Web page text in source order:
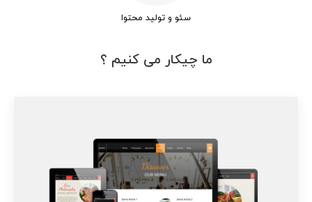
سئو و تولید محتوا
ما چیکار می کنیم ؟